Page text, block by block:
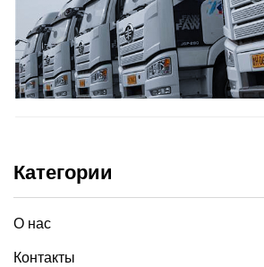
Категории
О нас
Контакты